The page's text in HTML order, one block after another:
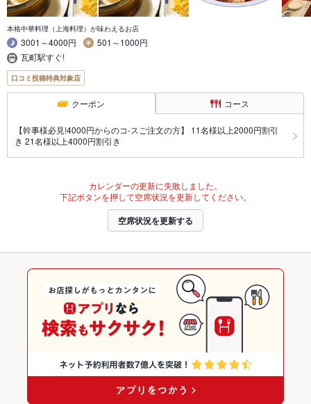
本格中華料理（上海料理）が味わえるお店
3001～4000円
501～1000円
瓦町駅すぐ!
口コミ投稿特典対象店
クーポン コース
【幹事様必見!4000円からのコ-スご注文の方】 11名様以上2000円割引
き 21名様以上4000円割引き
カレンダーの更新に失敗しました。
下記ボタンを押して空席状況を更新してください。
空席状況を更新する